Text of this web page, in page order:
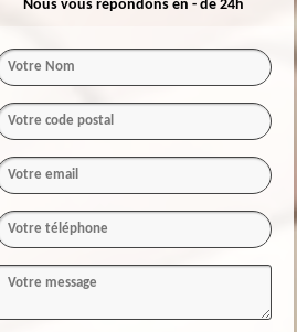
Nous vous répondons en - de 24h